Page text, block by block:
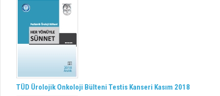
TÜD Ürolojik Onkoloji Bülteni Testis Kanseri Kasım 2018